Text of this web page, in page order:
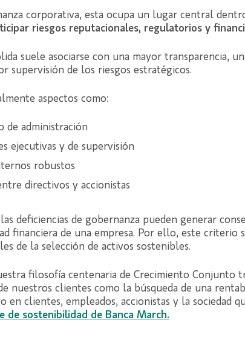
corporativa, esta ocupa un lugar central
riesgos reputacionales, regulatorios y
suele asociarse con una mayor transparencia,
supervisión de los riesgos estratégicos.
aspectos como:
de administración
ejecutivas y de supervisión
robustos
directivos y accionistas
deficiencias de gobernanza pueden generar
financiera de una empresa. Por ello, este criterio
de la selección de activos sostenibles.
filosofía centenaria de Crecimiento Conjunto
nuestros clientes como la búsqueda de una
en clientes, empleados, accionistas y la sociedad
de sostenibilidad de Banca March.